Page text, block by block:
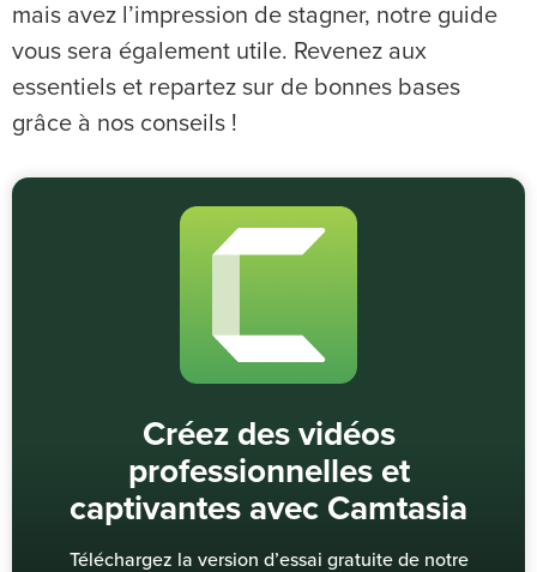
mais avez l’impression de stagner, notre guide
vous sera également utile. Revenez aux
essentiels et repartez sur de bonnes bases
grâce à nos conseils !
Créez des vidéos
professionnelles et
captivantes avec Camtasia
Téléchargez la version d’essai gratuite de notre